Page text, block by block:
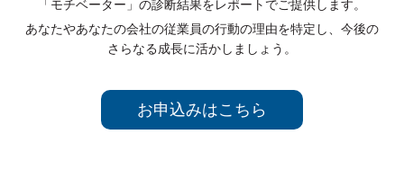
「モチベーター」の診断結果をレポートでご提供します。
あなたやあなたの会社の従業員の行動の理由を特定し、今後の
さらなる成長に活かしましょう。
お申込みはこちら